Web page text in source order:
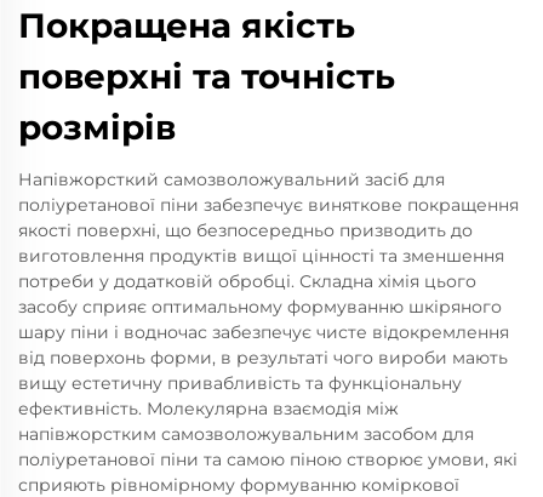
Покращена якість
поверхні та точність
розмірів
Напівжорсткий самозволожувальний засіб для
поліуретанової піни забезпечує виняткове покращення
якості поверхні, що безпосередньо призводить до
виготовлення продуктів вищої цінності та зменшення
потреби у додатковій обробці. Складна хімія цього
засобу сприяє оптимальному формуванню шкіряного
шару піни і водночас забезпечує чисте відокремлення
від поверхонь форми, в результаті чого вироби мають
вищу естетичну привабливість та функціональну
ефективність. Молекулярна взаємодія між
напівжорстким самозволожувальним засобом для
поліуретанової піни та самою піною створює умови, які
сприяють рівномірному формуванню коміркової